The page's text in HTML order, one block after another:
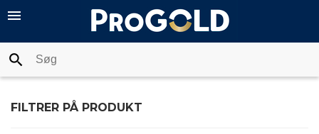
menu
search
PRODUKTER
FILTRER PÅ PRODUKT